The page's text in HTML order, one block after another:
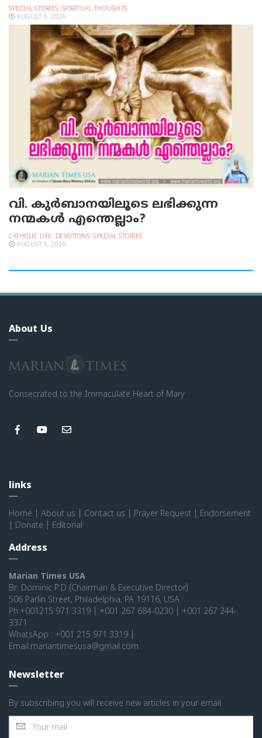
SPECIAL STORIES, SPIRITUAL THOUGHTS
AUGUST 5, 2026
വി. കുര്‍ബാനയിലൂടെ ലഭിക്കുന്ന
നന്മകള്‍ എന്തെല്ലാം?
CATHOLIC LIFE, DEVOTIONS, SPECIAL STORIES
AUGUST 5, 2026
About Us
Consecrated to the Immaculate Heart of Mary
links
Home About us Contact us Prayer Request
Endorsement
Donate Editorial
Address
Marian Times USA
Br. Dominic P.D (Chairman & Executive Director)
506 Parlin Street, Philadelphia, PA 19116, USA
Ph:+001215 971 3319 | +001 267 684-0230 | +001 267 244-
3371
WhatsApp : +001 215 971 3319 |
Email:mariantimesusa@gmail.com
Newsletter
By subscribing you will receive new articles in your email.